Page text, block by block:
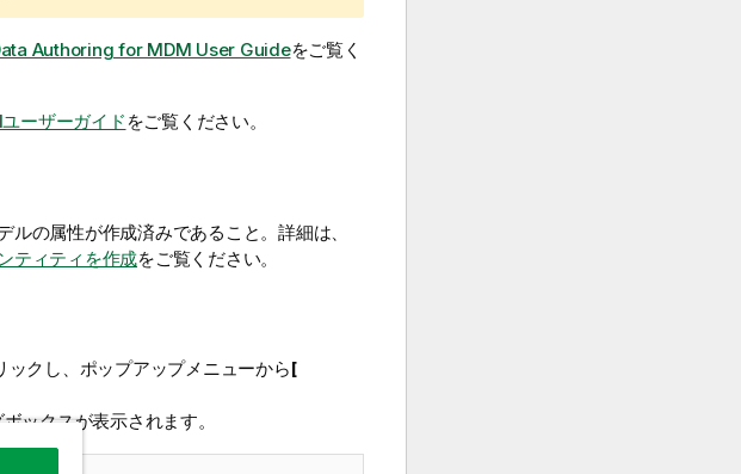
Authoring for MDM User Guideをご覧く
ーザーガイド をご覧ください。
の属性が作成済みであること。詳細は、
ティティを作成をご覧ください。
クし、ポップアップメニューから[
ックスが表示されます。